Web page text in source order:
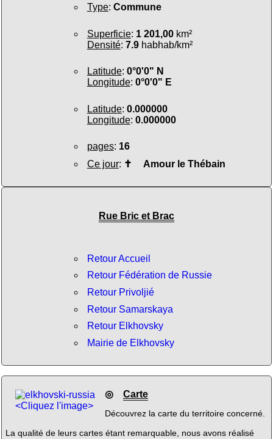
Type: Commune
Superficie: 1 201,00km²
Densité: 7.9habhab/km²
Latitude: 0°0'0" N
Longitude: 0°0'0" E
Latitude: 0.000000
Longitude: 0.000000
pages: 16
Ce jour: ✝ Amour le Thébain
Rue Bric et Brac
Retour Accueil
Retour Fédération de Russie
Retour Privoljié
Retour Samarskaya
Retour Elkhovsky
Mairie de Elkhovsky
<Cliquez l'image>
◎ Carte
Découvrez la carte du territoire concerné.
La qualité de leurs cartes étant remarquable, nous avons réalisé